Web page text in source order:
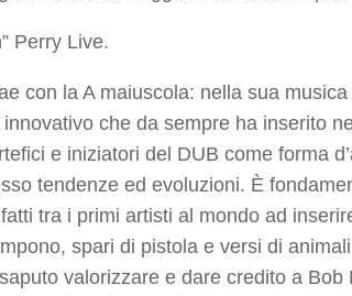
Perry Live.
con la A maiuscola: nella sua
che da sempre ha inserito
e iniziatori del DUB come forma
tendenze ed evoluzioni. È
tra i primi artisti al mondo ad
spari di pistola e versi di
valorizzare e dare credito a